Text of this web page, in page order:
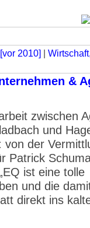
2010]
&
zwischen
und
von der
Patrick
ist eine tolle
und die
direkt ins